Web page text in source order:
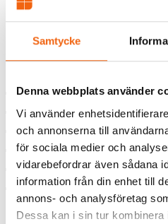
Samtycke
Denna webbplats använder
Vi använder
och annonserna till
för sociala medier och
vidarebefordrar även sådana
information från din enhet till
annons- och analysföretag
Dessa kan i sin tur kombinera
Tjocklek dörrblad
Garanti Diplomatdörrar
Monteringsanvisning Diplomat
Monteringsanvisning Diplomat
Monteringsanvisning Diplomat
Produktinformation Diplomat